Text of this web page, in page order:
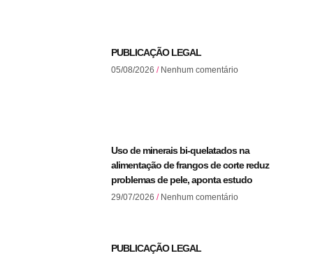
PUBLICAÇÃO LEGAL
05/08/2026 Nenhum comentário
Uso de minerais bi-quelatados na
alimentação de frangos de corte reduz
problemas de pele, aponta estudo
29/07/2026 Nenhum comentário
PUBLICAÇÃO LEGAL